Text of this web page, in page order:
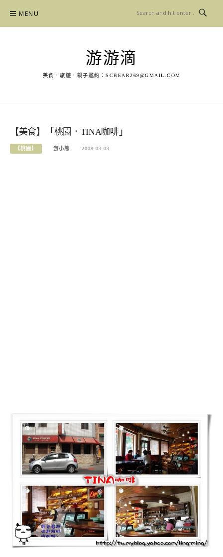
content
MENU
游游滴
美食．旅遊．親子邀約： SCBEAR269@GMAIL.COM
【美食】「桃園．TINA咖啡」
【桃園】 游小熊 2008-03-03